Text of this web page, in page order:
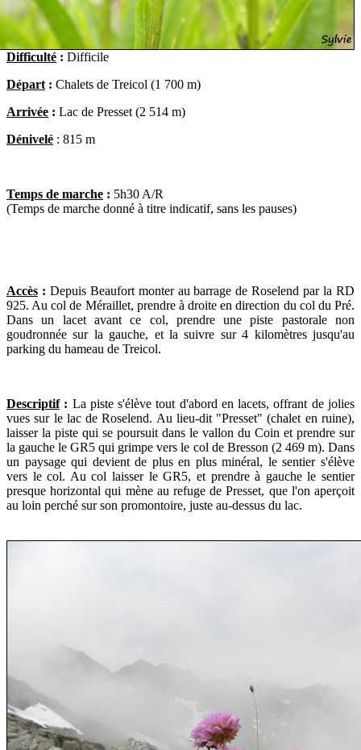
Difficulté : Difficile
Départ : Chalets de Treicol (1 700 m)
Arrivée : Lac de Presset (2 514 m)
Dénivelé : 815 m
Temps de marche : 5h30 A/R
(Temps de marche donné à titre indicatif, sans les pauses)
Accès : Depuis Beaufort monter au barrage de Roselend par la RD
925. Au col de Méraillet, prendre à droite en direction du col du Pré.
Dans un lacet avant ce col, prendre une piste pastorale non
goudronnée sur la gauche, et la suivre sur 4 kilomètres jusqu'au
parking du hameau de Treicol.
Descriptif: La piste s'élève tout d'abord en lacets, offrant de jolies
vues sur le lac de Roselend. Au lieu-dit "Presset" (chalet en ruine),
laisser la piste qui se poursuit dans le vallon du Coin et prendre sur
la gauche le GR5 qui grimpe vers le col de Bresson (2 469 m). Dans
un paysage qui devient de plus en plus minéral, le sentier s'élève
vers le col. Au col laisser le GR5, et prendre à gauche le sentier
presque horizontal qui mène au refuge de Presset, que l'on aperçoit
au loin perché sur son promontoire, juste au-dessus du lac.